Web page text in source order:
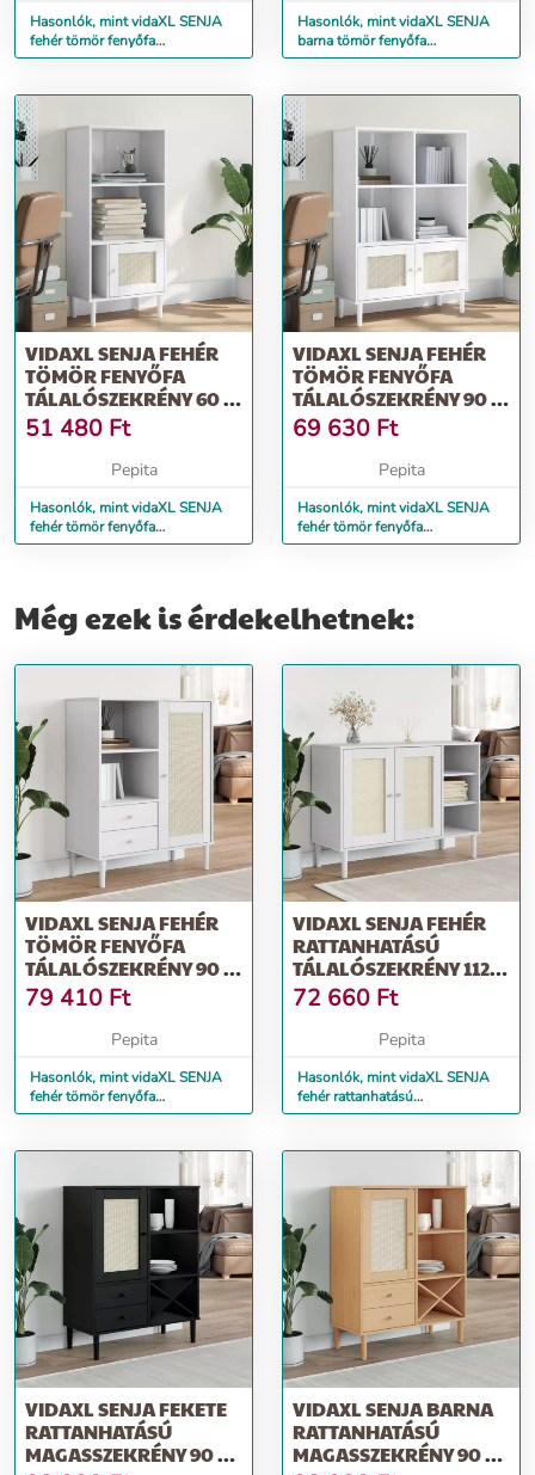
Hasonlók, mint vidaXL SENJA
fehér tömör fenyőfa
tálalószekrény 112 x 40 x 80 cm
Hasonlók, mint vidaXL SENJA
barna tömör fenyőfa
tálalószekrény 112 x 40 x 80 cm
VIDAXL SENJA FEHÉR
TÖMÖR FENYŐFA
TÁLALÓSZEKRÉNY 60 X
35 X 130 CM
51 480 Ft
Pepita
Hasonlók, mint vidaXL SENJA
fehér tömör fenyőfa
tálalószekrény 60 x 35 x 130 cm
VIDAXL SENJA FEHÉR
TÖMÖR FENYŐFA
TÁLALÓSZEKRÉNY 90 X
35 X 130 CM
69 630 Ft
Pepita
Hasonlók, mint vidaXL SENJA
fehér tömör fenyőfa
tálalószekrény 90 x 35 x 130 cm
Még ezek is érdekelhetnek:
VIDAXL SENJA FEHÉR
TÖMÖR FENYŐFA
TÁLALÓSZEKRÉNY 90 X
40 X 112 CM
79 410 Ft
Pepita
Hasonlók, mint vidaXL SENJA
fehér tömör fenyőfa
tálalószekrény 90 x 40 x 112 cm
VIDAXL SENJA FEHÉR
RATTANHATÁSÚ
TÁLALÓSZEKRÉNY 112 X
40 X 80 CM
72 660 Ft
Pepita
Hasonlók, mint vidaXL SENJA
fehér rattanhatású
tálalószekrény 112 x 40 x 80 cm
VIDAXL SENJA FEKETE
RATTANHATÁSÚ
MAGASSZEKRÉNY 90 X
VIDAXL SENJA BARNA
RATTANHATÁSÚ
MAGASSZEKRÉNY 90 X